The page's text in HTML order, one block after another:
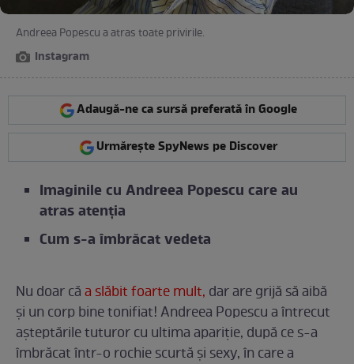
Andreea Popescu a atras toate privirile.
Instagram
Adaugă-ne ca sursă preferată în Google
Urmărește SpyNews pe Discover
Imaginile cu Andreea Popescu care au
atras atenția
Cum s-a îmbrăcat vedeta
Nu doar căa slăbit foarte mult, dar are grijă să aibă
și un corp bine tonifiat! Andreea Popescu a întrecut
așteptările tuturor cu ultima apariție, după ce s-a
îmbrăcat într-o rochie scurtă și sexy, în care a